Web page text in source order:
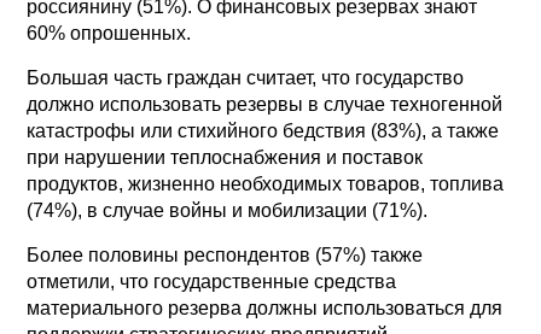
россиянину (51%). О финансовых резервах знают
60% опрошенных.
Большая часть граждан считает, что государство
должно использовать резервы в случае техногенной
катастрофы или стихийного бедствия (83%), а также
при нарушении теплоснабжения и поставок
продуктов, жизненно необходимых товаров, топлива
(74%), в случае войны и мобилизации (71%).
Более половины респондентов (57%) также
отметили, что государственные средства
материального резерва должны использоваться для